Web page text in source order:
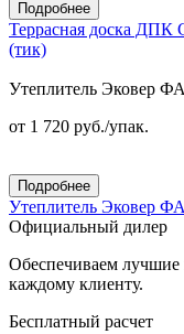
Подробнее
Террасная доска ДПК
(тик)
Утеплитель
от 1 720 руб./упак.
Подробнее
Утеплитель
Официальный дилер
Обеспечиваем
каждому клиенту.
Бесплатный расчет